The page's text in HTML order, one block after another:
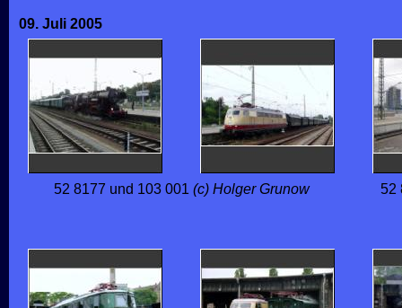
09. Juli 2005
52 8177 und 103 001 (c) Holger Grunow 52